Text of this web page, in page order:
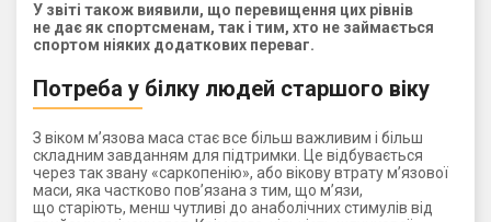
У звіті також виявили, що перевищення цих рівнів
не дає як спортсменам, так і тим, хто не займається
спортом ніяких додаткових переваг.
Потреба у білку людей старшого віку
З віком м’язова маса стає все більш важливим і більш
складним завданням для підтримки. Це відбувається
через так звану «саркопенію», або вікову втрату м’язової
маси, яка частково пов’язана з тим, що м’язи,
що старіють, менш чутливі до анаболічних стимулів від